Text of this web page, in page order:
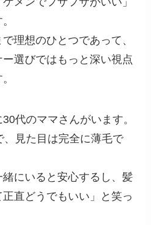
理想のひとつであって、
選びではもっと深い視点
代のママさんがいます。
見た目は完全に薄毛で
にいると安心するし、髪
直どうでもいい」と笑っ